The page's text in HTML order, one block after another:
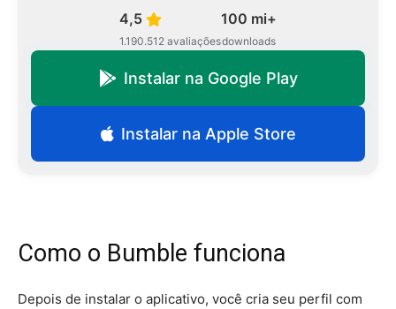
4,5
1.190.512 avaliações
100 mi+
downloads
Instalar na Google Play
Instalar na Apple Store
Como o Bumble funciona
Depois de instalar o aplicativo, você cria seu perfil com